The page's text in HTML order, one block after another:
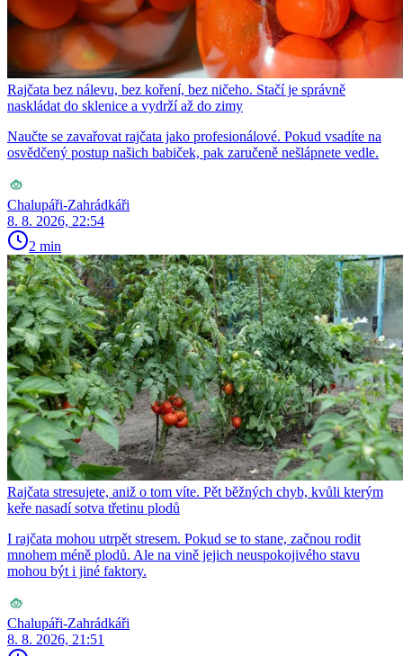
Rajčata bez nálevu, bez koření, bez ničeho. Stačí je správně
naskládat do sklenice a vydrží až do zimy
Naučte se zavařovat rajčata jako profesionálové. Pokud vsadíte na
osvědčený postup našich babiček, pak zaručeně nešlápnete vedle.
Chalupáři-Zahrádkáři
8. 8. 2026, 22:54
2 min
Rajčata stresujete, aniž o tom víte. Pět běžných chyb, kvůli kterým
keře nasadí sotva třetinu plodů
I rajčata mohou utrpět stresem. Pokud se to stane, začnou rodit
mnohem méně plodů. Ale na vině jejich neuspokojivého stavu
mohou být i jiné faktory.
Chalupáři-Zahrádkáři
8. 8. 2026, 21:51